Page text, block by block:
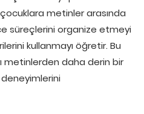
metinler arasında
süreçlerini organize etmeyi
kullanmayı öğretir. Bu
metinlerden daha derin bir